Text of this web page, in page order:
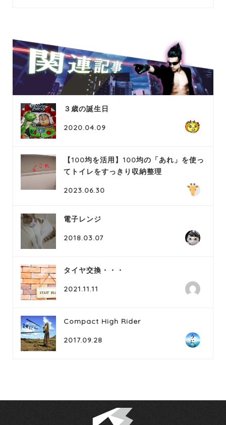
３歳の誕生日
2020.04.09
【100均を活用】100均の「あれ」を使っ
てトイレをすっきり収納整理
2023.06.30
電子レンジ
2018.03.07
タイヤ交換・・・
2021.11.11
Compact High Rider
2017.09.28